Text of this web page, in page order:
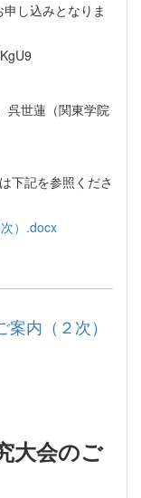
し込みとなりま
呉世蓮（関東学院
下記を参照くださ
）.docx
内（２次）
大会のご